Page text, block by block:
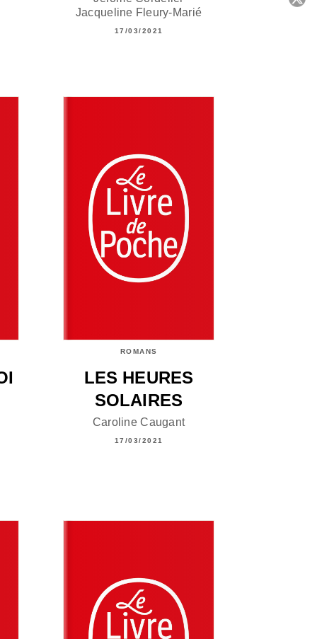
Jacqueline Fleury-Marié
17/03/2021
ROMANS
LES HEURES
SOLAIRES
Caroline Caugant
17/03/2021